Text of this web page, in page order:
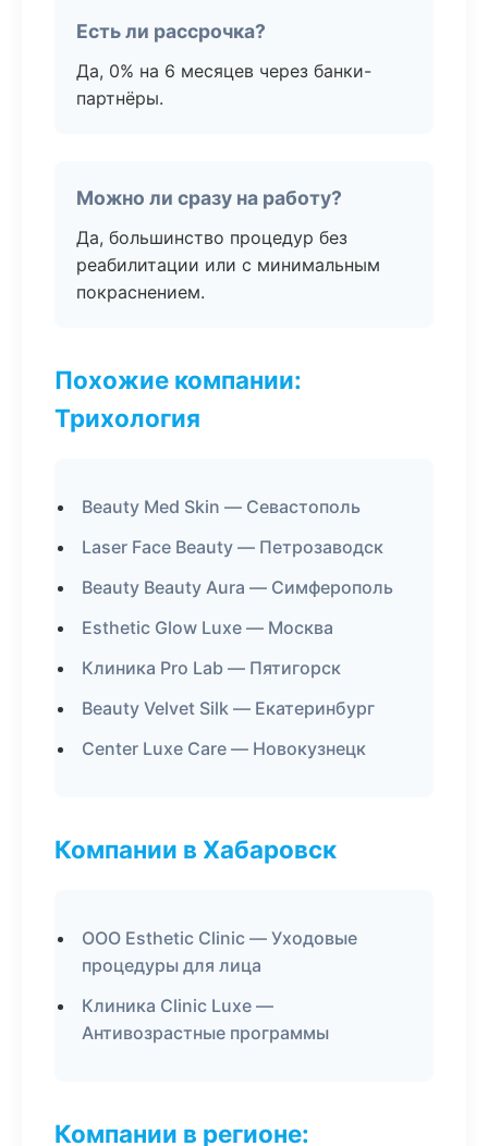
Есть ли рассрочка?
Да, 0% на 6 месяцев через банки-
партнёры.
Можно ли сразу на работу?
Да, большинство процедур без
реабилитации или с минимальным
покраснением.
Похожие компании:
Трихология
Beauty Med Skin — Севастополь
Laser Face Beauty — Петрозаводск
Beauty Beauty Aura — Симферополь
Esthetic Glow Luxe — Москва
Клиника Pro Lab — Пятигорск
Beauty Velvet Silk — Екатеринбург
Center Luxe Care — Новокузнецк
Компании в Хабаровск
ООО Esthetic Clinic — Уходовые
процедуры для лица
Клиника Clinic Luxe —
Антивозрастные программы
Компании в регионе: